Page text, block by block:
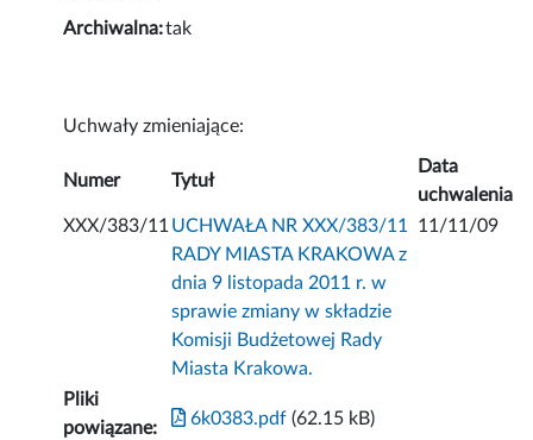
Archiwalna:tak
Uchwały zmieniające:
Numer Tytuł
Data
uchwalenia
XXX/383/11 UCHWAŁA NR XXX/383/11
RADY MIASTA KRAKOWA z
dnia 9 listopada 2011 r. w
sprawie zmiany w składzie
Komisji Budżetowej Rady
Miasta Krakowa.
11/11/09
Pliki
powiązane:
6k0383.pdf (62.15 kB)